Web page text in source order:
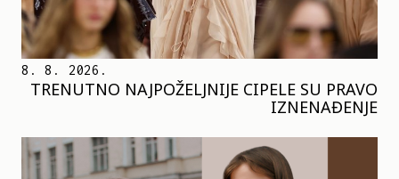
8. 8. 2026.
TRENUTNO NAJPOŽELJNIJE CIPELE SU PRAVO
IZNENAĐENJE